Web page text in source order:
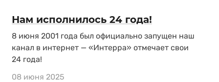
Нам исполнилось 24 года!
8 июня 2001 года был официально запущен наш
канал в интернет — «Интерра» отмечает свои
24 года!
08 июня 2025